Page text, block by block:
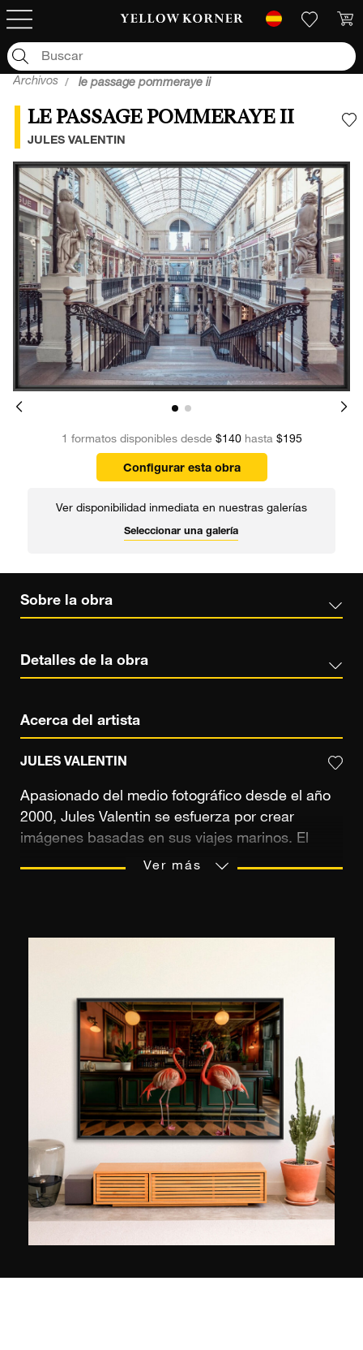
Archivos le passage pommeraye ii
LE PASSAGE POMMERAYE II
JULES VALENTIN
1 formatos disponibles desde $140hasta $195
Configurar esta obra
Ver disponibilidad inmediata en nuestras galerías
Seleccionar una galería
Sobre la obra
Detalles de la obra
Acerca del artista
JULES VALENTIN
Apasionado del medio fotográfico desde el año
2000, Jules Valentin se esfuerza por crear
imágenes basadas en sus viajes marinos. El
fotógrafo no duda en salir a jugar con lo estable
Con una profunda admiración por el fotógrafo
británico Michael Kenna, explora a su manera un
paisaje donde lo pintoresco tiende a
desvanecerse. Como su mentor, el poder
universal de la naturaleza y de los elementos se
revela bajo su lente: los movimientos de las
estrellas dominan la superficie tranquila o
turbulenta del océano, la fuerza del viento
empuja las nubes o desata las olas.
Ver más